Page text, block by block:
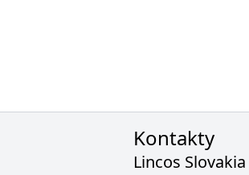
Kontakty
Lincos